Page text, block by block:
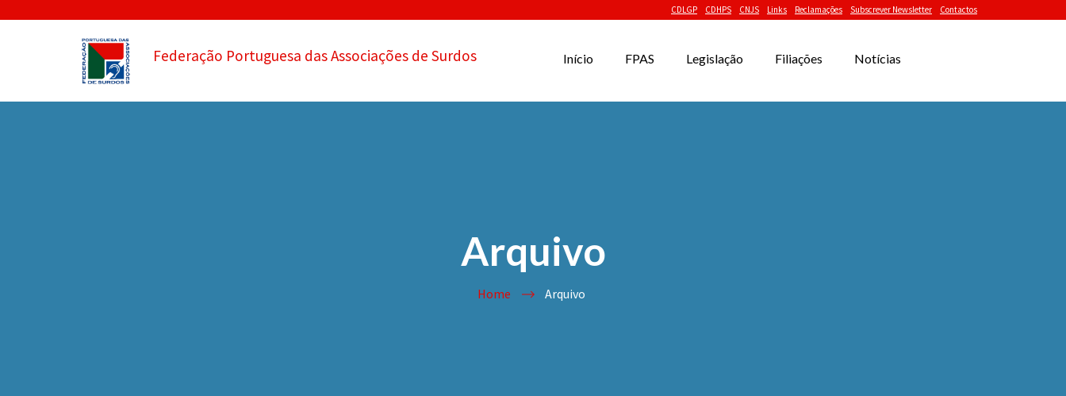
CDLGP CDHPS CNJS Links Reclamações Subscrever Newsletter Contactos
Federação Portuguesa das Associações de Surdos Início FPAS Legislação Filiações Notícias
Arquivo
Home Arquivo